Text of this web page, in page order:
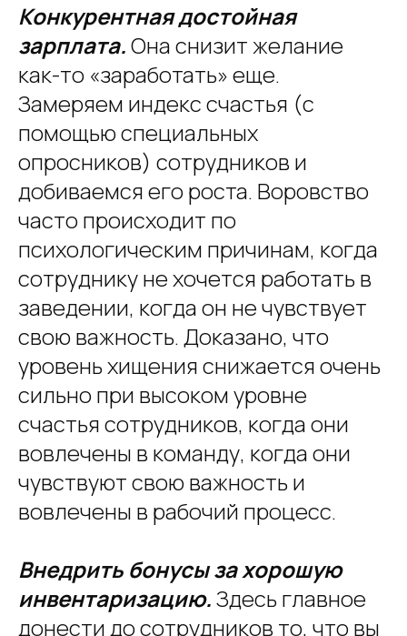
Конкурентная достойная
зарплата.Она снизит желание
как-то «заработать» еще.
Замеряем индекс счастья (с
помощью специальных
опросников) сотрудников и
добиваемся его роста. Воровство
часто происходит по
психологическим причинам, когда
сотруднику не хочется работать в
заведении, когда он не чувствует
свою важность. Доказано, что
уровень хищения снижается очень
сильно при высоком уровне
счастья сотрудников, когда они
вовлечены в команду, когда они
чувствуют свою важность и
вовлечены в рабочий процесс.
Внедрить бонусы за хорошую
инвентаризацию.Здесь главное
донести до сотрудников то, что вы